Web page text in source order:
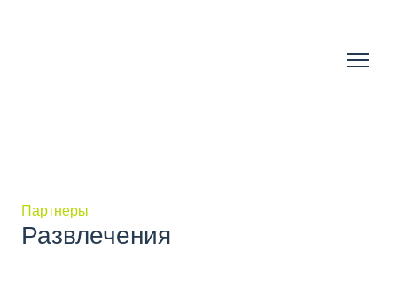
Партнеры
Развлечения